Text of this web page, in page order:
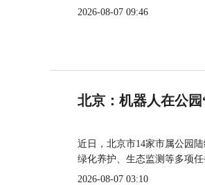
2026-08-07 09:46
北京：机器人在公园
近日，北京市14家市属公园
绿化养护、生态监测等多项
2026-08-07 03:10